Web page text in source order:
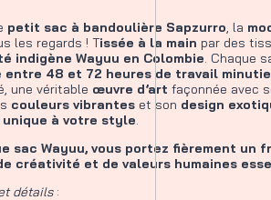
petit sac à bandoulière Sapzurro, la
les regards ! Tissée à la main par des
indigène Wayuu en Colombie. Chaque
entre 48 et 72 heures de travail
une véritable œuvre d’art façonnée avec
couleurs vibrantes et son design
à votre style.
sac Wayuu, vous portez fièrement un
créativité et de valeurs humaines
détails: